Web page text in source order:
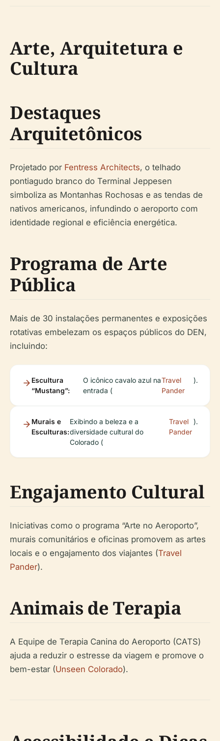
Arte, Arquitetura e
Cultura
Destaques
Arquitetônicos
Projetado por Fentress Architects, o telhado
pontiagudo branco do Terminal Jeppesen
simboliza as Montanhas Rochosas e as tendas de
nativos americanos, infundindo o aeroporto com
identidade regional e eficiência energética.
Programa de Arte
Pública
Mais de 30 instalações permanentes e exposições
rotativas embelezam os espaços públicos do DEN,
incluindo:
Escultura
“Mustang”:
O icônico cavalo azul na
entrada (
Travel
Pander
).
Murais e
Esculturas:
Exibindo a beleza e a
diversidade cultural do
Colorado (
Travel
Pander
).
Engajamento Cultural
Iniciativas como o programa “Arte no Aeroporto”,
murais comunitários e oficinas promovem as artes
locais e o engajamento dos viajantes (Travel
Pander).
Animais de Terapia
A Equipe de Terapia Canina do Aeroporto (CATS)
ajuda a reduzir o estresse da viagem e promove o
bem-estar (Unseen Colorado).